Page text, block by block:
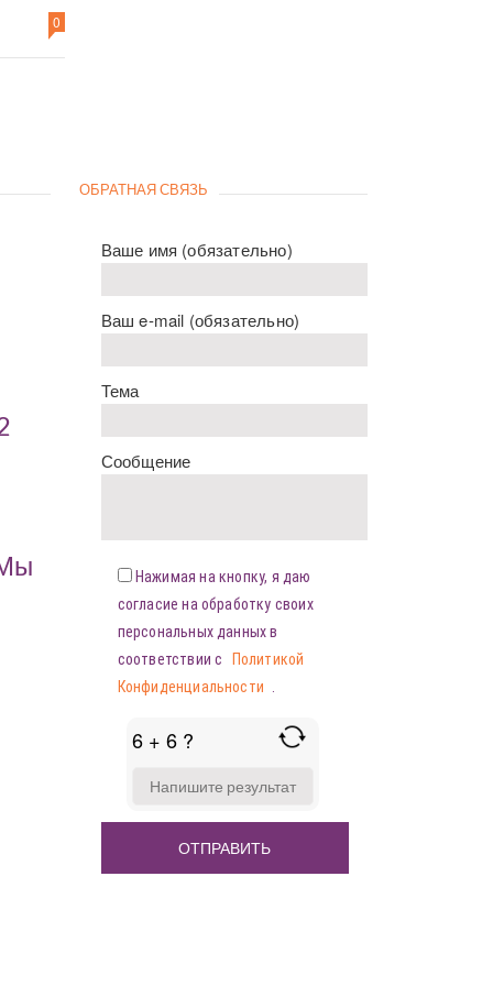
0
ОБРАТНАЯ СВЯЗЬ
Ваше имя (обязательно)
Ваш e-mail (обязательно)
Тема
Сообщение
Нажимая на кнопку, я даю
согласие на обработку своих
персональных данных в
соответствии с
Политикой
Конфиденциальности
6 + 6 ?
FOR